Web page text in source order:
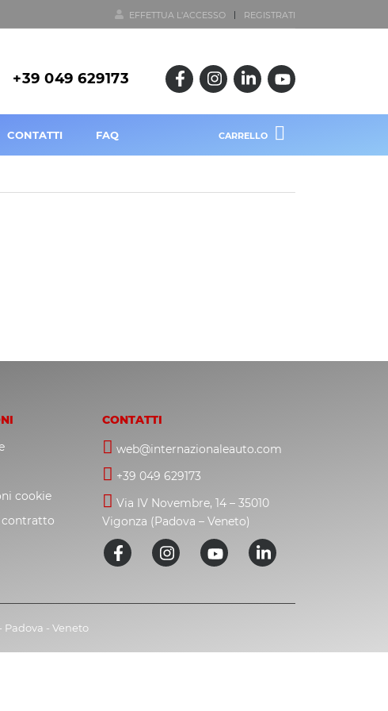
EFFETTUA L'ACCESSO REGISTRATI
+39 049 629173
CARRELLO
CONTATTI FAQ
cookie
contratto
CONTATTI
web@internazionaleauto.com
+39 049 629173
Via IV Novembre, 14 – 35010
Vigonza (Padova – Veneto)
- Veneto